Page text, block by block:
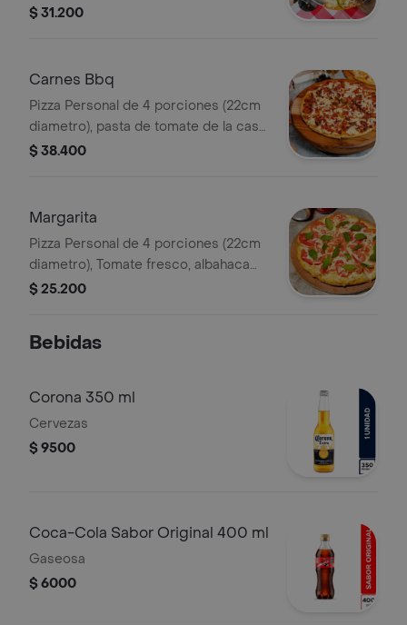
pimentón, cebolla, tomate, ají,
$ 31.200
Carnes Bbq
Pizza Personal de 4 porciones (22cm
diametro), pasta de tomate de la casa,
carne picada en cuadros bañada en
$ 38.400
Margarita
Pizza Personal de 4 porciones (22cm
diametro), Tomate fresco, albahaca
fresca, queso mozzarella .
$ 25.200
Bebidas
Corona 350 ml
Cervezas
$ 9500
Coca-Cola Sabor Original 400 ml
Gaseosa
$ 6000